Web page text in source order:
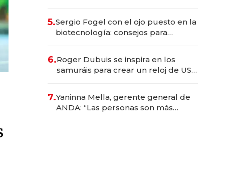
5.Sergio Fogel con el ojo puesto en la
biotecnología: consejos para
6.Roger Dubuis se inspira en los
samuráis para crear un reloj de US$
7.Yaninna Mella, gerente general de
ANDA: “Las personas son más